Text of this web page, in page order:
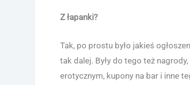
Z łapanki?
Tak, po prostu było jakieś
tak dalej. Były do tego też
erotycznym, kupony na bar i inne